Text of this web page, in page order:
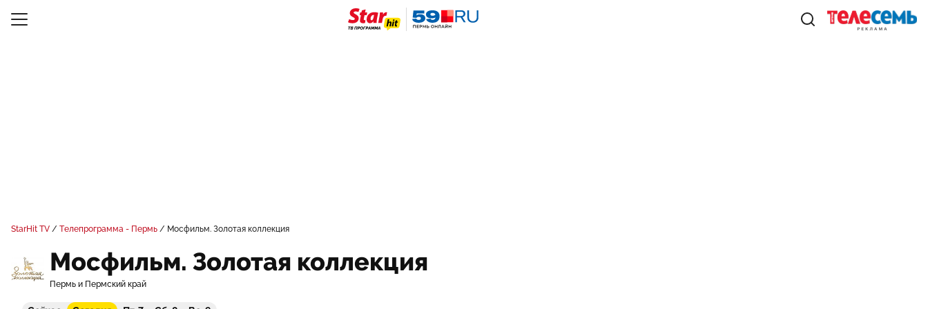
StarHit TV Телепрограмма - Пермь Мосфильм. Золотая коллекция
Мосфильм. Золотая коллекция
Пермь и Пермский край